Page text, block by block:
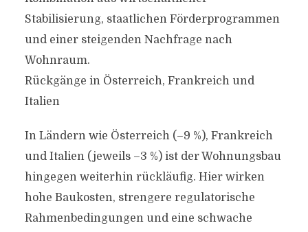
Stabilisierung, staatlichen Förderprogrammen
und einer steigenden Nachfrage nach
Wohnraum.
Rückgänge in Österreich, Frankreich und
Italien
In Ländern wie Österreich (–9 %), Frankreich
und Italien (jeweils –3 %) ist der Wohnungsbau
hingegen weiterhin rückläufig. Hier wirken
hohe Baukosten, strengere regulatorische
Rahmenbedingungen und eine schwache